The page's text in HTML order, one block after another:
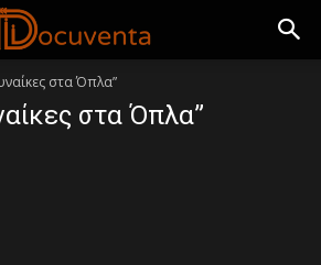
στα Όπλα”
στα Όπλα”